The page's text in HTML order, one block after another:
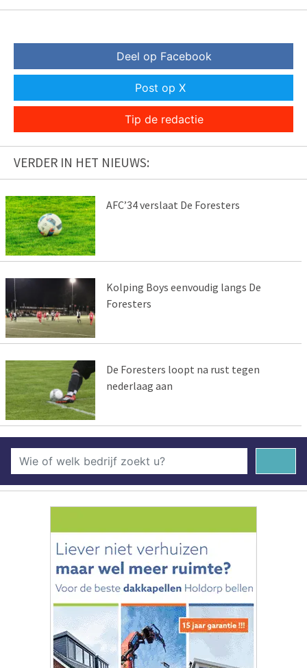
Deel op Facebook
Post op X
Tip de redactie
VERDER IN HET NIEUWS:
AFC’34 verslaat De Foresters
Kolping Boys eenvoudig langs De
Foresters
De Foresters loopt na rust tegen
nederlaag aan